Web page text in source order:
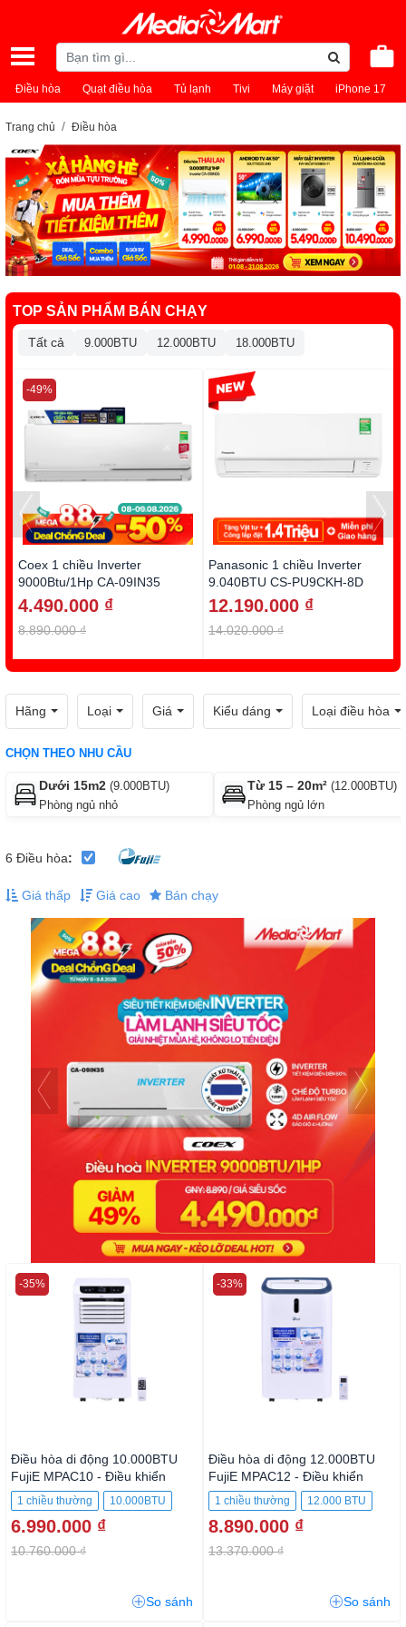
Điều hòa Quạt điều hòa Tủ lạnh Tivi Máy giặt iPhone 17
Trang chủ Điều hòa
TOP SẢN PHẨM BÁN CHẠY
Tất cả 9.000BTU 12.000BTU 18.000BTU
Coex 1 chiều Inverter
9000Btu/1Hp CA-09IN35
4.490.000 ₫
8.890.000 ₫
-49%
Panasonic 1 chiều Inverter
9.040BTU CS-PU9CKH-8D
12.190.000 ₫
14.020.000 ₫
-13%
Hãng Loại Giá Kiểu dáng Loại điều hòa
CHỌN THEO NHU CẦU
Dưới 15m2 (9.000BTU)
Phòng ngủ nhỏ
Từ 15 – 20m² (12.000BTU)
Phòng ngủ lớn
6 Điều hòa:
Giá thấp Giá cao Bán chạy
Điều hòa di động 10.000BTU
FujiE MPAC10 - Điều khiển
1 chiều thường 10.000BTU
6.990.000 ₫
10.760.000 ₫
-35%
So sánh
Điều hòa di động 12.000BTU
FujiE MPAC12 - Điều khiển
1 chiều thường 12.000 BTU
8.890.000 ₫
13.370.000 ₫
-33%
So sánh